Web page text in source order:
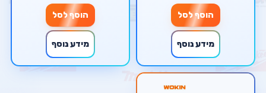
הוסף לסל
מידע נוסף
הוסף לסל
מידע נוסף